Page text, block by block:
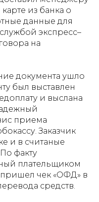
из банка о
данные для
экспресс–
на
документа ушло
был выставлен
и выслана
приема
Заказчик
и в считаные
факту
плательщиком
чек «ОФД» в
средств.